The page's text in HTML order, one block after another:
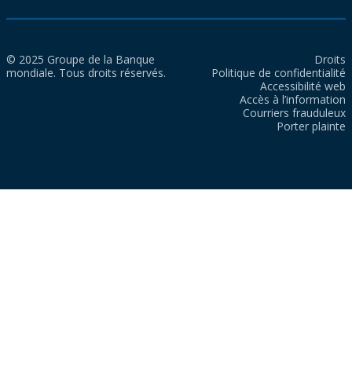
© 2025 Groupe de la Banque
mondiale. Tous droits réservés.
Droits
Politique de confidentialité
Accessibilité web
Accès à l’information
Courriers frauduleux
Porter plainte